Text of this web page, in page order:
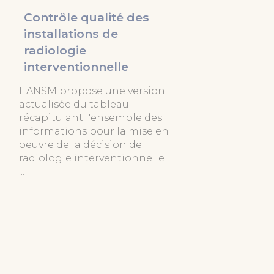
Contrôle qualité des
installations de
radiologie
interventionnelle
L'ANSM propose une version
actualisée du tableau
récapitulant l'ensemble des
informations pour la mise en
oeuvre de la décision de
radiologie interventionnelle
...